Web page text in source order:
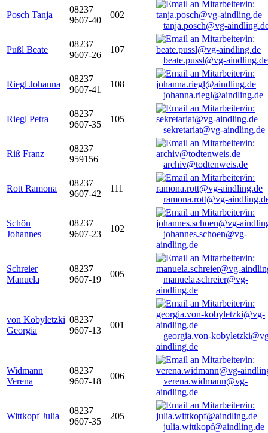
Posch Tanja
08237
9607-40
002
tanja.posch@vg-
Pußl Beate
08237
9607-26
107
beate.pussl@vg-aindling.de
Riegl Johanna
08237
9607-41
108
johanna.riegl@aindling.de
Riegl Petra
08237
9607-35
105
sekretariat@vg-aindling.de
Riß Franz
08237
959156
archiv@todtenweis.de
Rott Ramona
08237
9607-42
111
ramona.rott@vg-
Schön
Johannes
08237
9607-23
102
johannes.schoen@vg-
aindling.de
Schreier
Manuela
08237
9607-19
005
manuela.schreier@vg-
aindling.de
von Kobyletzki
Georgia
08237
9607-13
001
georgia.von-
aindling.de
Widmann
Verena
08237
9607-18
006
verena.widmann@vg-
aindling.de
Wittkopf Julia
08237
9607-35
205
julia.wittkopf@aindling.de